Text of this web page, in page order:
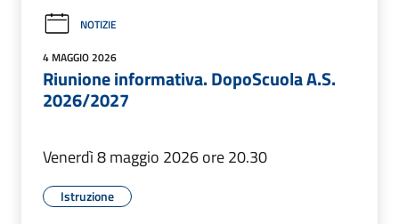
NOTIZIE
4 MAGGIO 2026
Riunione informativa. DopoScuola A.S.
2026/2027
Venerdì 8 maggio 2026 ore 20.30
Istruzione